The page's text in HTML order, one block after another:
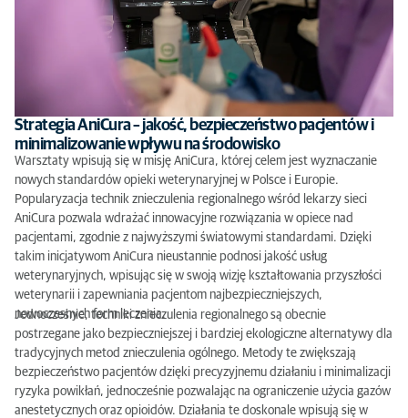
Strategia AniCura – jakość, bezpieczeństwo pacjentów i
minimalizowanie wpływu na środowisko
Warsztaty wpisują się w misję AniCura, której celem jest wyznaczanie
nowych standardów opieki weterynaryjnej w Polsce i Europie.
Popularyzacja technik znieczulenia regionalnego wśród lekarzy sieci
AniCura pozwala wdrażać innowacyjne rozwiązania w opiece nad
pacjentami, zgodnie z najwyższymi światowymi standardami. Dzięki
takim inicjatywom AniCura nieustannie podnosi jakość usług
weterynaryjnych, wpisując się w swoją wizję kształtowania przyszłości
weterynarii i zapewniania pacjentom najbezpieczniejszych,
nowoczesnych form leczenia.
Jednocześnie, techniki znieczulenia regionalnego są obecnie
postrzegane jako bezpieczniejszej i bardziej ekologiczne alternatywy dla
tradycyjnych metod znieczulenia ogólnego. Metody te zwiększają
bezpieczeństwo pacjentów dzięki precyzyjnemu działaniu i minimalizacji
ryzyka powikłań, jednocześnie pozwalając na ograniczenie użycia gazów
anestetycznych oraz opioidów. Działania te doskonale wpisują się w